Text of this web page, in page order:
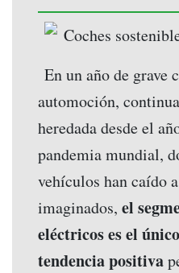
En un año de grave
automoción,
heredada desde el
pandemia mundial,
vehículos han caído
imaginados, el
eléctricos es el
tendencia positiva